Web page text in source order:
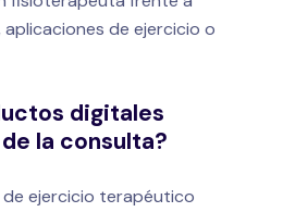
de ejercicio o
digitales
la consulta?
ejercicio terapéutico